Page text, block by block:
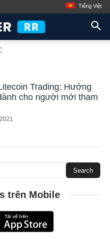
Tiếng Việt
Trading: Hướng
cho người mới tham
trên Mobile